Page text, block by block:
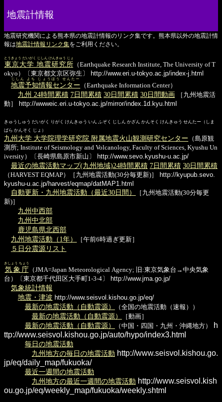
地震計情報
地震研究機関による熊本県の地震計情報のリンク集です。熊本県以外の地震計情
報は地震計情報リンク集をご利用ください。
東京大学 地震研究所
とうきょう だいがく じしん けんきゅう じょ
（Earthquake Research Institute, The University of T
okyo）〔東京都文京区弥生〕
http://www.eri.u-tokyo.ac.jp/index-j.html
地震予知情報センター
じしん よち じょうほう せんたー
（Earthquake Information Center）
九州 24時間累積 7日間累積 30日間累積 30日間動画
［九州地震活
動］
http://wwweic.eri.u-tokyo.ac.jp/mirror/index.1d.kyu.html
きゅうしゅう だいがく りがく けんきゅう いん ふぞく じしん かざん かんそく けんきゅう せんたー（しま
ばら かんそく じょ）
九州大学 大学院理学研究院 附属地震火山観測研究センター （島原観
測所; Institute of Seismology and Volcanology, Faculty of Sciences, Kyushu Un
iversity）〔長崎県島原市新山〕
http://www.sevo.kyushu-u.ac.jp/
最近の地震活動マップ(九州地域)24時間累積 7日間累積 30日間累積
（HARVEST EQMAP）［九州地震活動(30分毎更新)］
http://kyupub.sevo.
kyushu-u.ac.jp/harvest/eqmap/datMAP1.html
自動更新・九州地震活動（最近30日間）
［九州地震活動(30分毎更
新)］
九州中西部
九州中北部
鹿児島県北西部
九州地震活動（1年）
［午前6時過ぎ更新］
５日分震源リスト
気象庁
きしょう ちょう
（JMA=Japan Meteorological Agency; 旧:東京気象台→中央気象
台）〔東京都千代田区大手町1-3-4〕
http://www.jma.go.jp/
気象統計情報
地震・津波 http://www.seisvol.kishou.go.jp/eq/
最新の地震活動（自動震源） （全国の地震活動（速報））
最新の地震活動（自動震源） ［動画］
最新の地震活動（自動震源） （中国・四国・九州・沖縄地方）
h
ttp://www.seisvol.kishou.go.jp/auto/hypo/index3.html
毎日の地震活動
九州地方の毎日の地震活動 http://www.seisvol.kishou.go.
jp/eq/daily_map/fukuoka/
最近一週間の地震活動
九州地方の最近一週間の地震活動 http://www.seisvol.kish
ou.go.jp/eq/weekly_map/fukuoka/weekly.shtml